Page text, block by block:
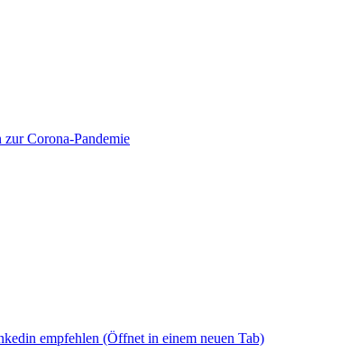
zur Corona-Pandemie
empfehlen (Öffnet in einem neuen Tab)